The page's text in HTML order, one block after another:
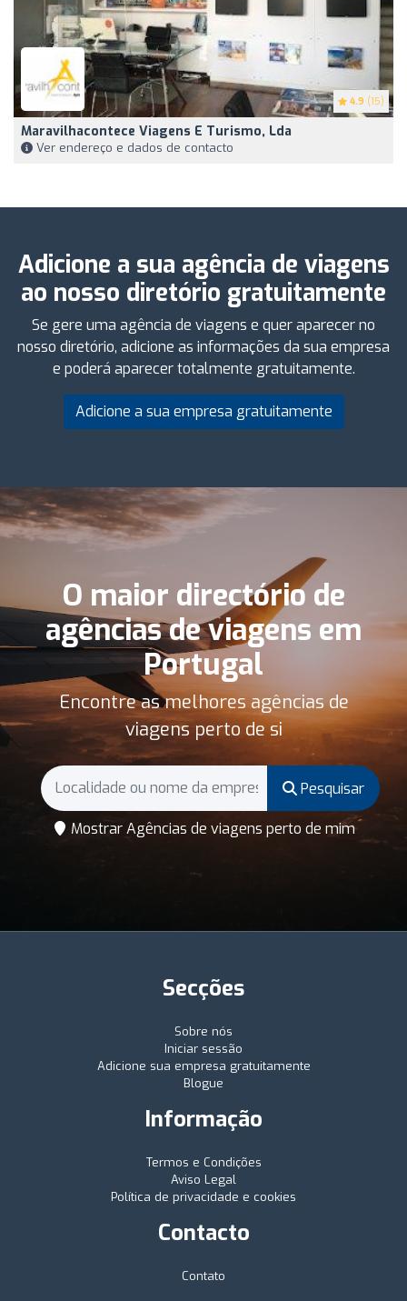
4.9 (15)
Maravilhacontece Viagens E Turismo, Lda
Ver endereço e dados de contacto
Adicione a sua agência de viagens
ao nosso diretório gratuitamente
Se gere uma agência de viagens e quer aparecer no
nosso diretório, adicione as informações da sua empresa
e poderá aparecer totalmente gratuitamente.
Adicione a sua empresa gratuitamente
O maior directório de
agências de viagens em
Portugal
Encontre as melhores agências de
viagens perto de si
Pesquisar
Mostrar Agências de viagens perto de mim
Secções
Sobre nós
Iniciar sessão
Adicione sua empresa gratuitamente
Blogue
Informação
Termos e Condições
Aviso Legal
Política de privacidade e cookies
Contacto
Contato